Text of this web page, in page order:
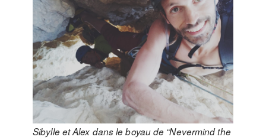
Sibylle et Alex dans le boyau de “Nevermind the